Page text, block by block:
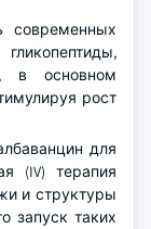
современных
в основном
рост
для
(IV) терапия
и структуры
запуск таких